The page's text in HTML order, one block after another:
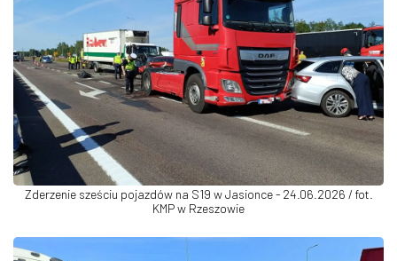
Zderzenie sześciu pojazdów na S19 w Jasionce - 24.06.2026 / fot.
KMP w Rzeszowie